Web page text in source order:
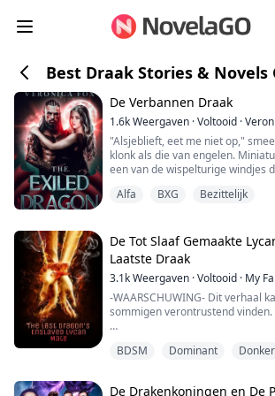
Best Draak Stories & Novels
De Verbannen Draak
1.6kWeergaven ·Voltooid ·
"Alsjeblieft, eet me niet op,"
klonk als die van engelen.
een van de wispelturige windjes
ik haar huilen hoorde.
vuile vingers raakten de
boom. De helft van een
bui...
Alfa BXG Bezittelijk
De Tot Slaaf Gemaakte
Laatste Draak
3.1kWeergaven ·Voltooid · My
-WAARSCHUWING- Dit verhaal
sommigen verontrustend vinden.
me op een andere manier
BDSM Dominant Donker
De Drakenkoningen en De